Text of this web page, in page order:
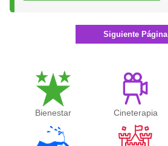
Siguiente Página
Bienestar Cineterapia